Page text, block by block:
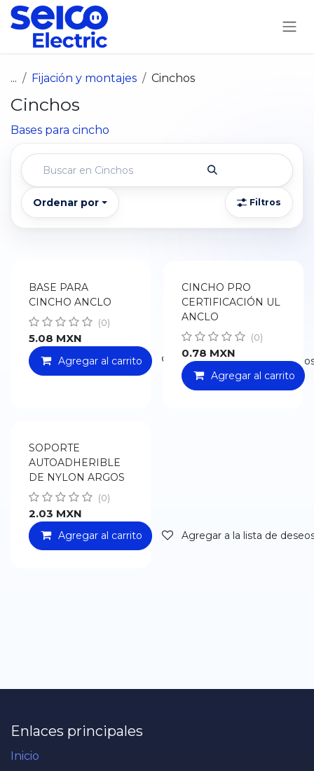
Ir al contenido
... Fijación y montajes Cinchos
Cinchos
Bases para cincho
Ordenar por Filtros
BASE PARA
CINCHO ANCLO
(0)
5.08 MXN
Agregar al carrito Agregar a la lista de
CINCHO PRO
CERTIFICACIÓN UL
ANCLO
(0)
0.78 MXN
Agregar al carrito
SOPORTE
AUTOADHERIBLE
DE NYLON ARGOS
(0)
2.03 MXN
Agregar al carrito Agregar a la lista de
Enlaces principales
Inicio